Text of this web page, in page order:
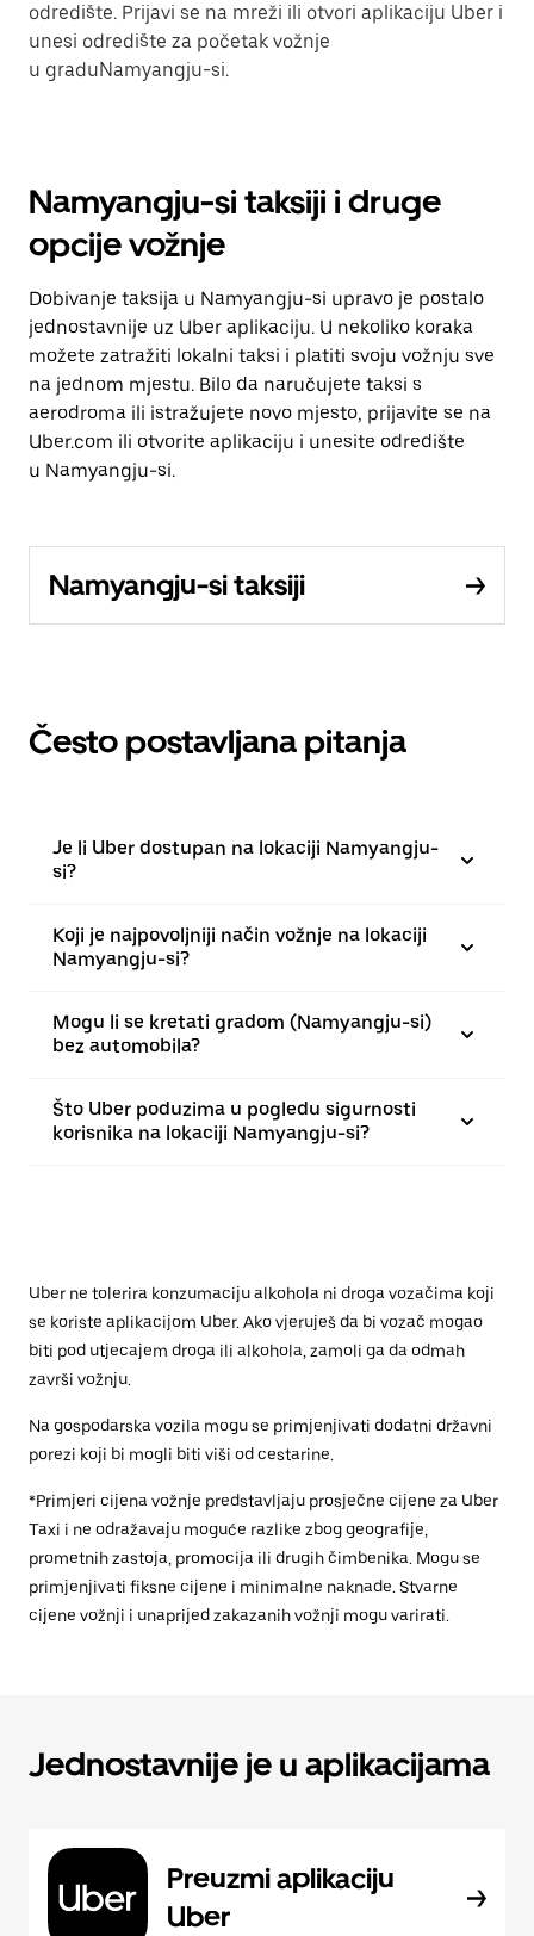
odredište. Prijavi se na mreži ili otvori aplikaciju Uber i
unesi odredište za početak vožnje
u graduNamyangju-si.
Namyangju-si taksiji i druge
opcije vožnje
Dobivanje taksija u Namyangju-si upravo je postalo
jednostavnije uz Uber aplikaciju. U nekoliko koraka
možete zatražiti lokalni taksi i platiti svoju vožnju sve
na jednom mjestu. Bilo da naručujete taksi s
aerodroma ili istražujete novo mjesto, prijavite se na
Uber.com ili otvorite aplikaciju i unesite odredište
u Namyangju-si.
Namyangju-si taksiji
Često postavljana pitanja
Je li Uber dostupan na lokaciji Namyangju-
si?
Koji je najpovoljniji način vožnje na lokaciji
Namyangju-si?
Mogu li se kretati gradom (Namyangju-si)
bez automobila?
Što Uber poduzima u pogledu sigurnosti
korisnika na lokaciji Namyangju-si?
Uber ne tolerira konzumaciju alkohola ni droga vozačima koji
se koriste aplikacijom Uber. Ako vjeruješ da bi vozač mogao
biti pod utjecajem droga ili alkohola, zamoli ga da odmah
završi vožnju.
Na gospodarska vozila mogu se primjenjivati dodatni državni
porezi koji bi mogli biti viši od cestarine.
*Primjeri cijena vožnje predstavljaju prosječne cijene za Uber
Taxi i ne odražavaju moguće razlike zbog geografije,
prometnih zastoja, promocija ili drugih čimbenika. Mogu se
primjenjivati fiksne cijene i minimalne naknade. Stvarne
cijene vožnji i unaprijed zakazanih vožnji mogu varirati.
Jednostavnije je u aplikacijama
Preuzmi aplikaciju
Uber